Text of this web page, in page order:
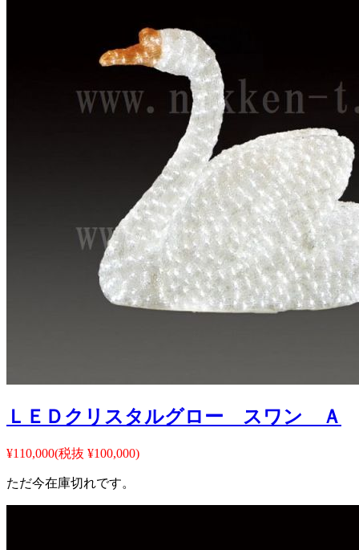
ＬＥＤクリスタルグロー スワン Ａ
¥110,000(税抜 ¥100,000)
ただ今在庫切れです。